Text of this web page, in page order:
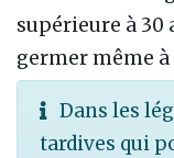
supérieure à 30
germer même à
Dans les
tardives qui